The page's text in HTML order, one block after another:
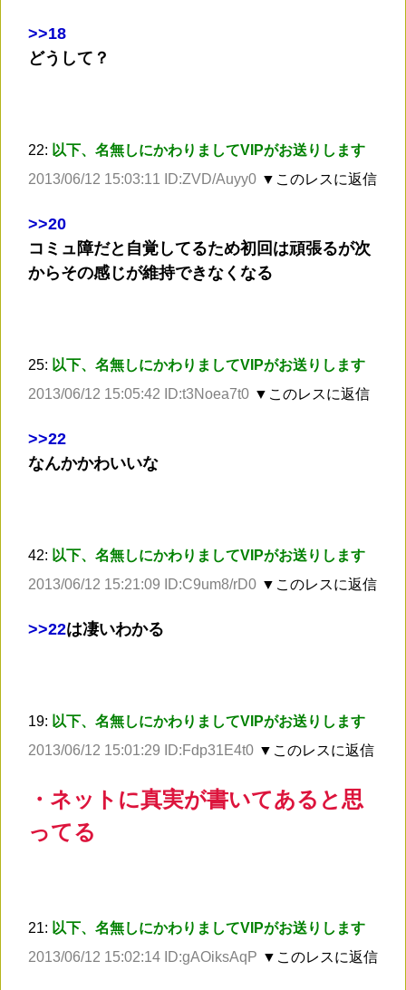
>>18
どうして？
22: 以下、名無しにかわりましてVIPがお送りします
2013/06/12 15:03:11 ID:ZVD/Auyy0 ▼このレスに返信
>>20
コミュ障だと自覚してるため初回は頑張るが次
からその感じが維持できなくなる
25: 以下、名無しにかわりましてVIPがお送りします
2013/06/12 15:05:42 ID:t3Noea7t0 ▼このレスに返信
>>22
なんかかわいいな
42: 以下、名無しにかわりましてVIPがお送りします
2013/06/12 15:21:09 ID:C9um8/rD0 ▼このレスに返信
>>22は凄いわかる
19: 以下、名無しにかわりましてVIPがお送りします
2013/06/12 15:01:29 ID:Fdp31E4t0 ▼このレスに返信
・ネットに真実が書いてあると思
ってる
21: 以下、名無しにかわりましてVIPがお送りします
2013/06/12 15:02:14 ID:gAOiksAqP ▼このレスに返信